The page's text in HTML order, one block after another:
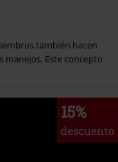
también hacen
manejos. Este concepto
15%
descuento